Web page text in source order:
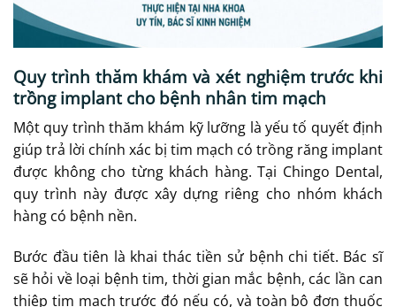
Quy trình thăm khám và xét nghiệm trước khi
trồng implant cho bệnh nhân tim mạch
Một quy trình thăm khám kỹ lưỡng là yếu tố quyết định
giúp trả lời chính xác bị tim mạch có trồng răng implant
được không cho từng khách hàng. Tại Chingo Dental,
quy trình này được xây dựng riêng cho nhóm khách
hàng có bệnh nền.
Bước đầu tiên là khai thác tiền sử bệnh chi tiết. Bác sĩ
sẽ hỏi về loại bệnh tim, thời gian mắc bệnh, các lần can
thiệp tim mạch trước đó nếu có, và toàn bộ đơn thuốc